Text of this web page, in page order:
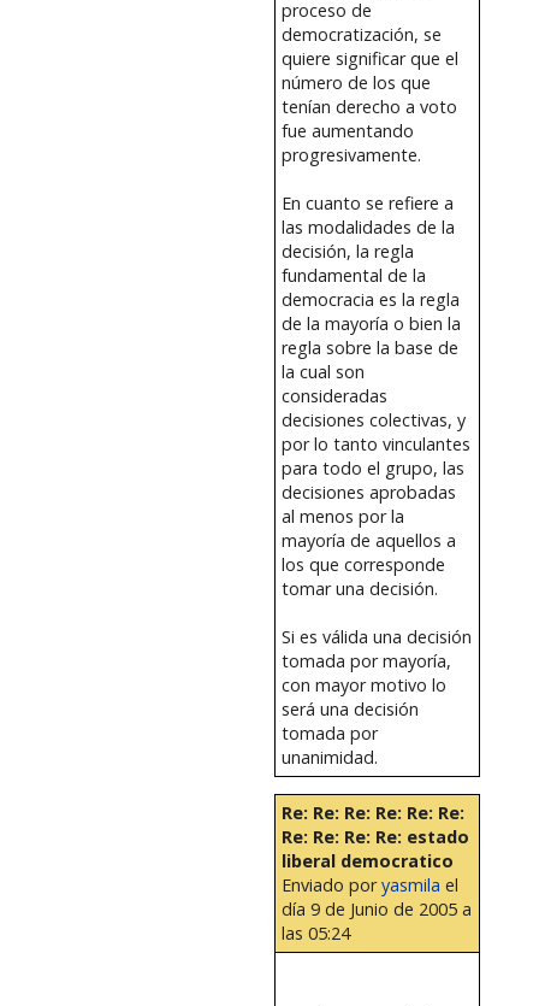
proceso de
democratización, se
quiere significar que el
número de los que
tenían derecho a voto
fue aumentando
progresivamente.
En cuanto se refiere a
las modalidades de la
decisión, la regla
fundamental de la
democracia es la regla
de la mayoría o bien la
regla sobre la base de
la cual son
consideradas
decisiones colectivas, y
por lo tanto vinculantes
para todo el grupo, las
decisiones aprobadas
al menos por la
mayoría de aquellos a
los que corresponde
tomar una decisión.
Si es válida una decisión
tomada por mayoría,
con mayor motivo lo
será una decisión
tomada por
unanimidad.
Re: Re: Re: Re: Re: Re:
Re: Re: Re: Re: estado
liberal democratico
Enviado poryasmila el
día 9 de Junio de 2005 a
las 05:24